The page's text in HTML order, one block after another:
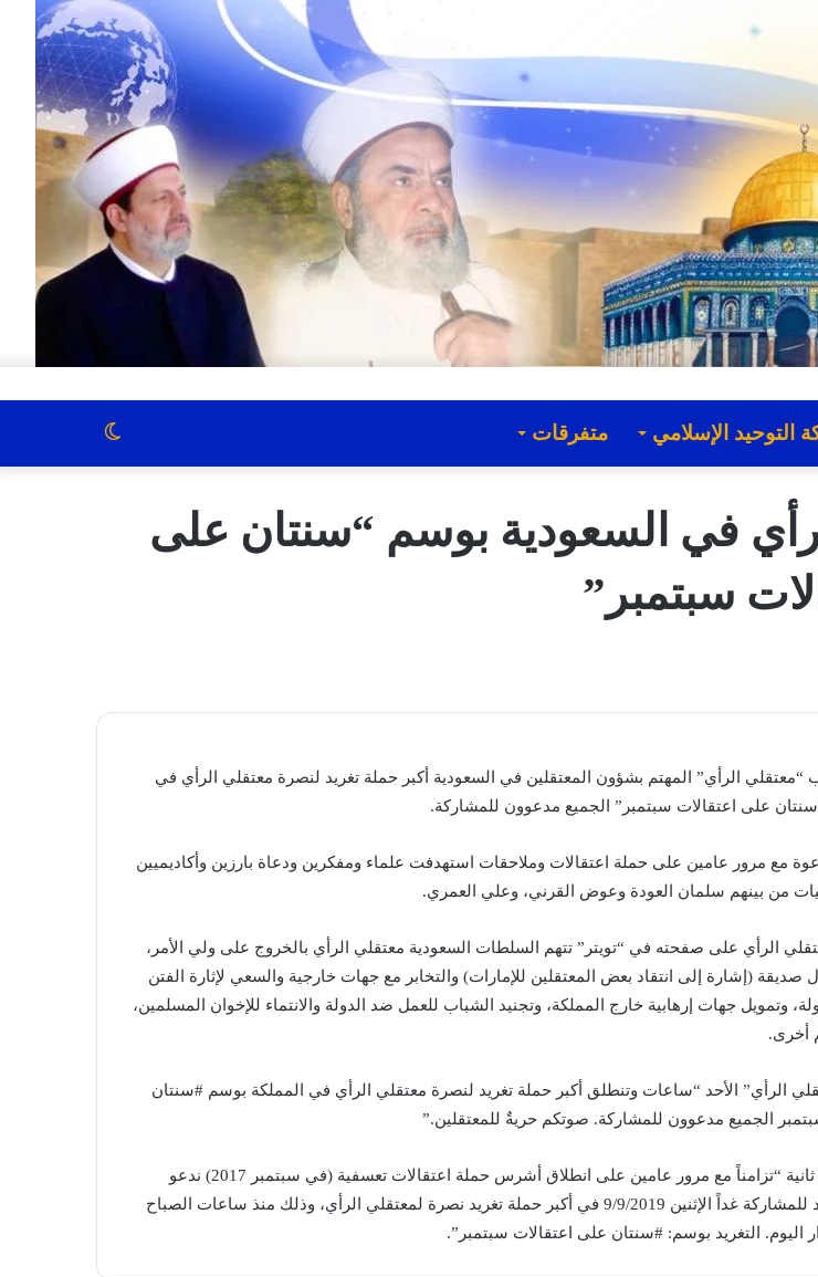
التوحيد الإسلامي متفرقات الوضع
في السعودية بوسم “سنتان على
سبتمبر”
الرأي” المهتم بشؤون المعتقلين في السعودية أكبر حملة تغريد لنصرة معتقلي الرأي في
على اعتقالات سبتمبر” الجميع مدعوون للمشاركة.
مع مرور عامين على حملة اعتقالات وملاحقات استهدفت علماء ومفكرين ودعاة بارزين وأكاديميين
من بينهم سلمان العودة وعوض القرني، وعلي العمري.
الرأي على صفحته في “تويتر” تتهم السلطات السعودية معتقلي الرأي بالخروج على ولي الأمر،
صديقة (إشارة إلى انتقاد بعض المعتقلين للإمارات) والتخابر مع جهات خارجية والسعي لإثارة الفتن
وتمويل جهات إرهابية خارج المملكة، وتجنيد الشباب للعمل ضد الدولة والانتماء للإخوان المسلمين،
أخرى.
الرأي” الأحد “ساعات وتنطلق أكبر حملة تغريد لنصرة معتقلي الرأي في المملكة بوسم #سنتان
الجميع مدعوون للمشاركة. صوتكم حريةٌ للمعتقلين.”
وقال في تغريدة ثانية “تزامناً مع مرور عامين على انطلاق أشرس حملة اعتقالات تعسفية (في سبتمبر 2017) ندعو
الجميع للاستعداد للمشاركة غداً الإثنين 9/9/2019 في أكبر حملة تغريد نصرة لمعتقلي الرأي، وذلك منذ ساعات الصباح
اليوم. التغريد بوسم: #سنتان على اعتقالات سبتمبر”.